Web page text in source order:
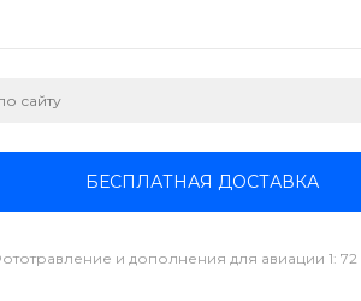
БЕСПЛАТНАЯ ДОСТАВКА
и дополнения для авиации 1: 72